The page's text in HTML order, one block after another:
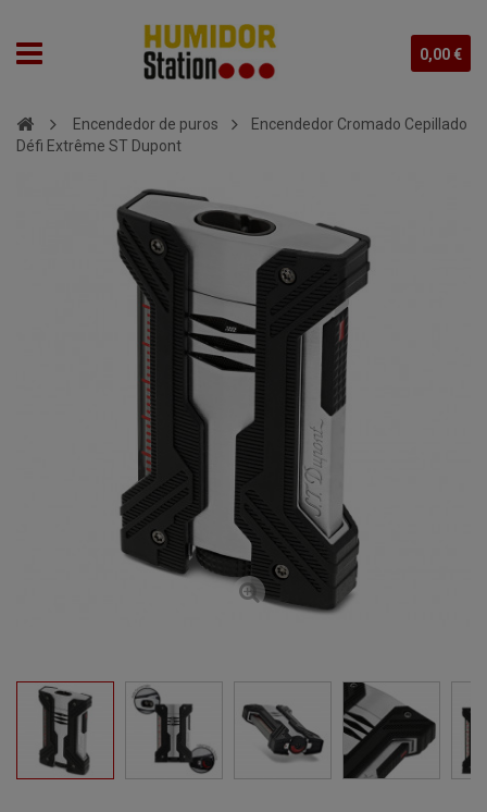
0,00 €
Encendedor de puros
Encendedor Cromado Cepillado
Défi Extrême ST Dupont